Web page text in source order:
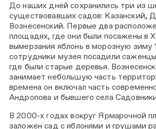
До наших дней сохранились три из
существовавших садов: Казанский,
Вознесенский. Первые два
площадях, где они были посажены в
вымерзания яблонь в морозную зиму
сотрудники музея посадили
где были старые деревья.
занимает небольшую часть
времена он включал часть
Андропова и бывшего села
В 2000-х годах вокруг Ярмарочной
заложен сад с яблонями и грушами